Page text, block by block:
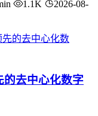
1.1K
2026-08-
的去中心化数字